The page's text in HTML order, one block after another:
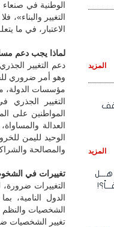
الوطنية في
التغيير
الاعتبار، في ما
لماذا يجب دعم
دعم التغيير
وهو أمر ضروري
مؤسسات الدولة،
التغيير الجذري
المواطنين على
العدالة
الوحيد لليمن
والمصالحة
تغييرات في
التغييرات
الدول النامية،
الشخصيات والنظم
تغيير الشخصيات
المزيد
المزيد